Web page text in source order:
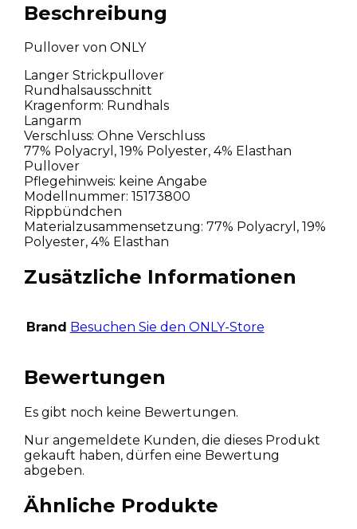
Beschreibung
Pullover von ONLY
Langer Strickpullover
Rundhalsausschnitt
Kragenform: Rundhals
Langarm
Verschluss: Ohne Verschluss
77% Polyacryl, 19% Polyester, 4% Elasthan
Pullover
Pflegehinweis: keine Angabe
Modellnummer: 15173800
Rippbündchen
Materialzusammensetzung: 77% Polyacryl, 19%
Polyester, 4% Elasthan
Zusätzliche Informationen
Brand Besuchen Sie den ONLY-Store
Bewertungen
Es gibt noch keine Bewertungen.
Nur angemeldete Kunden, die dieses Produkt
gekauft haben, dürfen eine Bewertung
abgeben.
Ähnliche Produkte